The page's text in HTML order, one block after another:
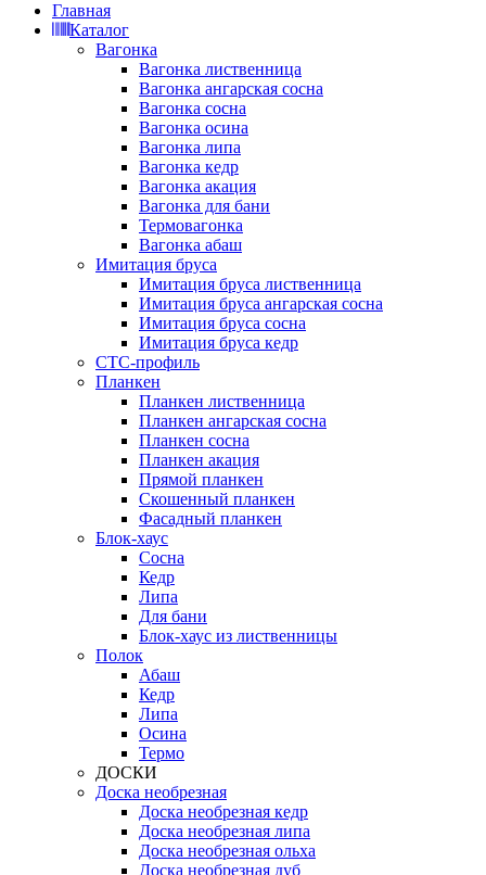
Главная
Каталог
Вагонка
Вагонка лиственница
Вагонка ангарская сосна
Вагонка сосна
Вагонка осина
Вагонка липа
Вагонка кедр
Вагонка акация
Вагонка для бани
Термовагонка
Вагонка абаш
Имитация бруса
Имитация бруса лиственница
Имитация бруса ангарская сосна
Имитация бруса сосна
Имитация бруса кедр
СТС-профиль
Планкен
Планкен лиственница
Планкен ангарская сосна
Планкен сосна
Планкен акация
Прямой планкен
Скошенный планкен
Фасадный планкен
Блок-хаус
Сосна
Кедр
Липа
Для бани
Блок-хаус из лиственницы
Полок
Абаш
Кедр
Липа
Осина
Термо
ДОСКИ
Доска необрезная
Доска необрезная кедр
Доска необрезная липа
Доска необрезная ольха
Доска необрезная дуб